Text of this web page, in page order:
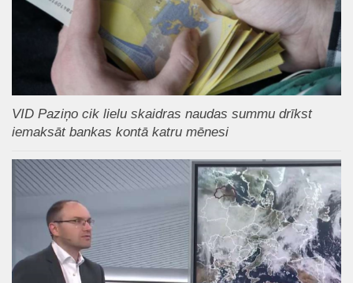
VID Paziņo cik lielu skaidras naudas summu drīkst
iemaksāt bankas kontā katru mēnesi